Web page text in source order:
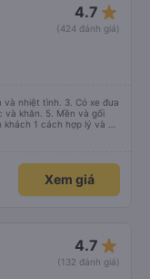
4.7 star_rate
(424 đánh giá)
1 cách hợp lý và có
Xem giá
4.7 star_rate
(132 đánh giá)